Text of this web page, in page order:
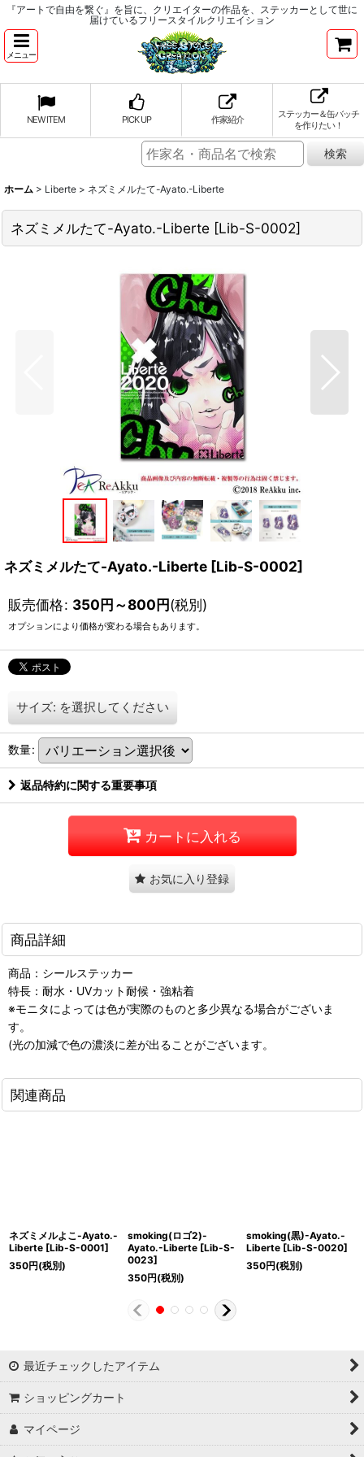
『アートで自由を繋ぐ』を旨に、クリエイターの作品を、ステッカーとして世に
届けているフリースタイルクリエイション
メニュー
NEW ITEM PICK UP 作家紹介
ステッカー＆缶バッチ
を作りたい！
ホーム > Liberte > ネズミメルたて-Ayato.-Liberte
ネズミメルたて-Ayato.-Liberte [Lib-S-0002]
ネズミメルたて-Ayato.-Liberte [Lib-S-0002]
販売価格: 350円～800円(税別)
オプションにより価格が変わる場合もあります。
サイズ: を選択してください
数量:
返品特約に関する重要事項
カートに入れる
お気に入り登録
商品詳細
商品：シールステッカー
特長：耐水・UVカット耐候・強粘着
※モニタによっては色が実際のものと多少異なる場合がございま
す。
(光の加減で色の濃淡に差が出ることがございます。
関連商品
ネズミメルよこ-Ayato.-
Liberte [Lib-S-0001]
350円(税別)
smoking(ロゴ2)-
Ayato.-Liberte [Lib-S-
0023]
350円(税別)
smoking(黒)-Ayato.-
Liberte [Lib-S-0020]
350円(税別)
最近チェックしたアイテム
ショッピングカート
マイページ